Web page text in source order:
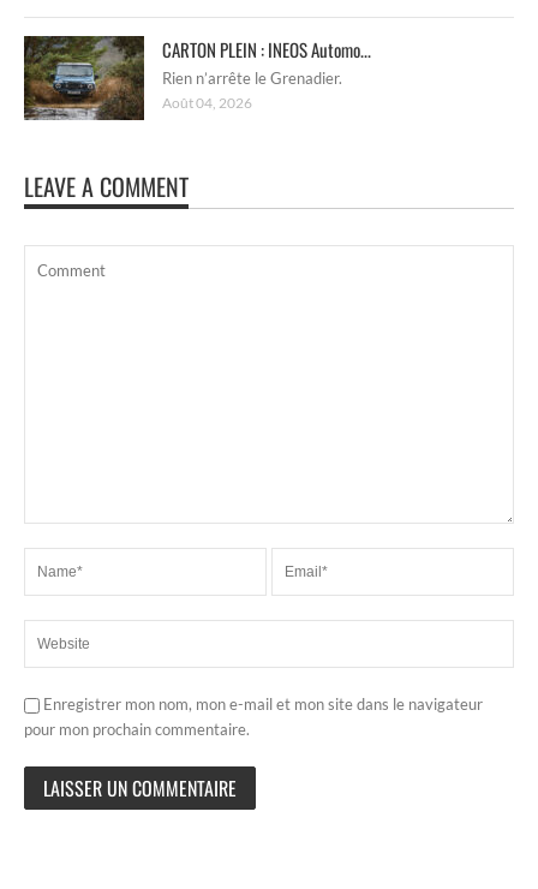
CARTON PLEIN : INEOS Automo...
Rien n’arrête le Grenadier.
Août 04, 2026
LEAVE A COMMENT
Enregistrer mon nom, mon e-mail et mon site dans le navigateur
pour mon prochain commentaire.